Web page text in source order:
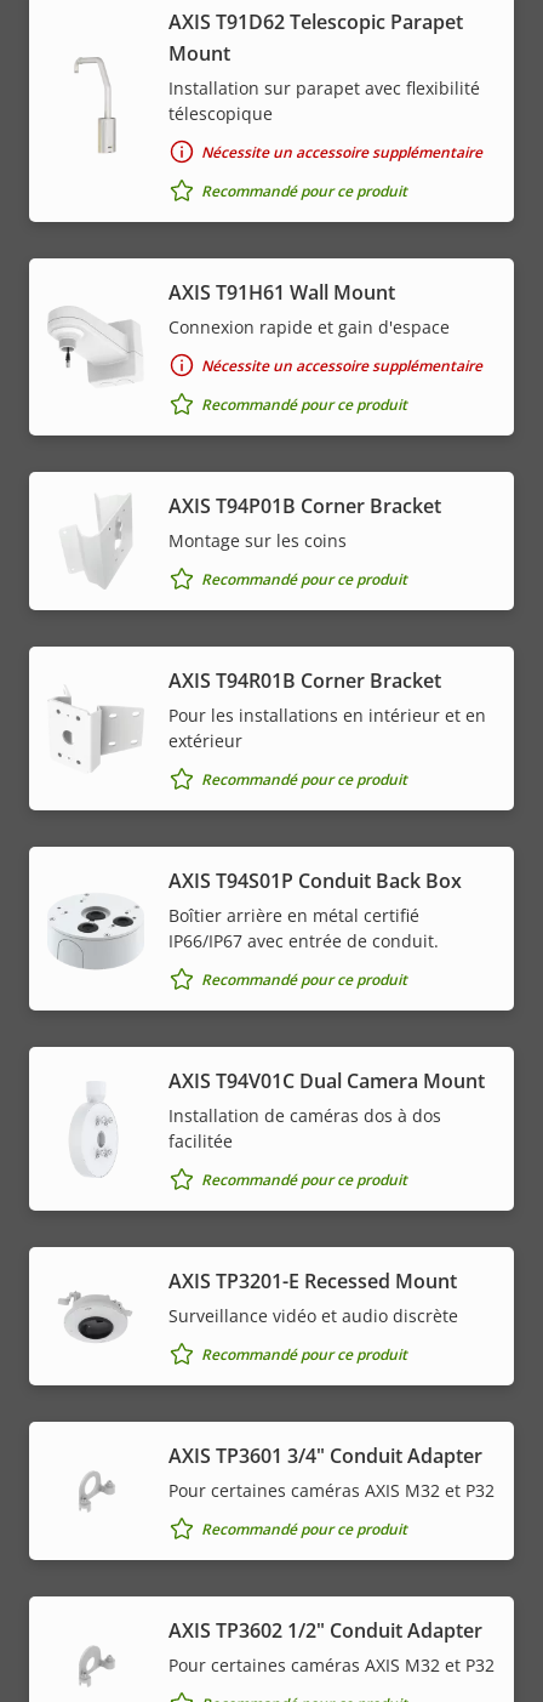
AXIS T91D62 Telescopic Parapet
Mount
Installation sur parapet avec flexibilité
télescopique
Nécessite un accessoire supplémentaire
Recommandé pour ce produit
AXIS T91H61 Wall Mount
Connexion rapide et gain d'espace
Nécessite un accessoire supplémentaire
Recommandé pour ce produit
AXIS T94P01B Corner Bracket
Montage sur les coins
Recommandé pour ce produit
AXIS T94R01B Corner Bracket
Pour les installations en intérieur et en
extérieur
Recommandé pour ce produit
AXIS T94S01P Conduit Back Box
Boîtier arrière en métal certifié
IP66/IP67 avec entrée de conduit.
Recommandé pour ce produit
AXIS T94V01C Dual Camera Mount
Installation de caméras dos à dos
facilitée
Recommandé pour ce produit
AXIS TP3201-E Recessed Mount
Surveillance vidéo et audio discrète
Recommandé pour ce produit
AXIS TP3601 3/4" Conduit Adapter
Pour certaines caméras AXIS M32 et P32
Recommandé pour ce produit
AXIS TP3602 1/2" Conduit Adapter
Pour certaines caméras AXIS M32 et P32